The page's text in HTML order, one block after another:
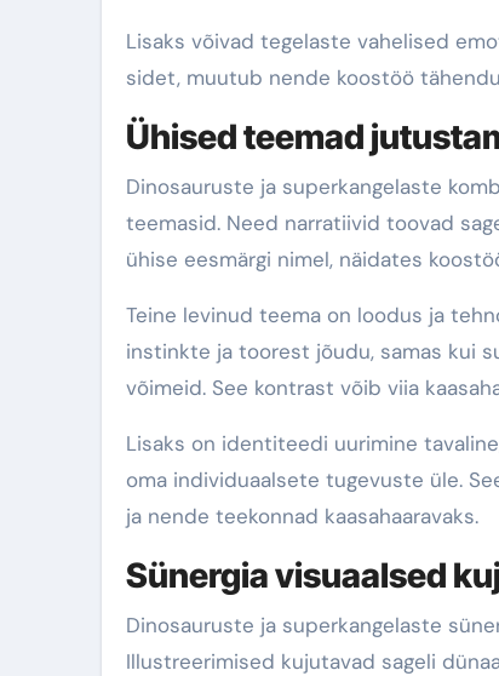
Lisaks võivad tegelaste vahelised
sidet, muutub nende koostöö
Ühised teemad
Dinosauruste ja superkangelaste
teemasid. Need narratiivid toovad
ühise eesmärgi nimel, näidates
Teine levinud teema on loodus ja
instinkte ja toorest jõudu, samas kui
võimeid. See kontrast võib viia
Lisaks on identiteedi uurimine
oma individuaalsete tugevuste üle.
ja nende teekonnad kaasahaaravaks.
Sünergia visuaalsed
Dinosauruste ja superkangelaste
Illustreerimised kujutavad sageli